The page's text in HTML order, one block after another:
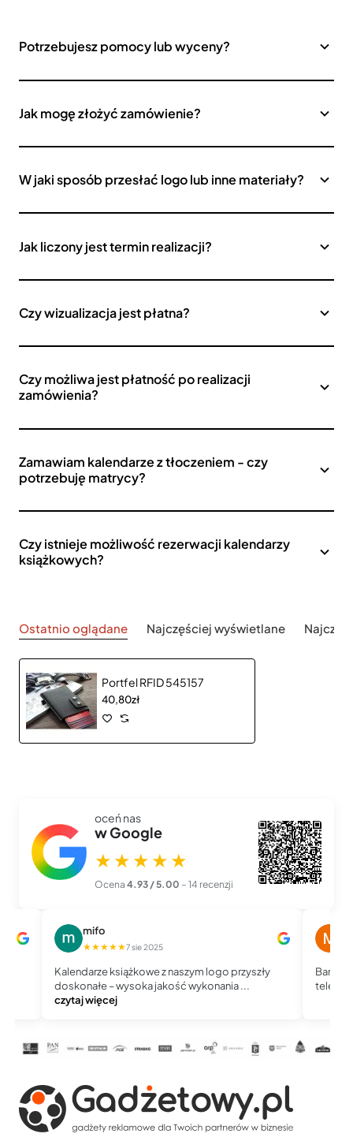
Potrzebujesz pomocy lub wyceny?
Jak mogę złożyć zamówienie?
W jaki sposób przesłać logo lub inne materiały?
Jak liczony jest termin realizacji?
Czy wizualizacja jest płatna?
Czy możliwa jest płatność po realizacji
zamówienia?
Zamawiam kalendarze z tłoczeniem - czy
potrzebuję matrycy?
Czy istnieje możliwość rezerwacji kalendarzy
książkowych?
Ostatnio oglądane Najczęściej wyświetlane
Portfel RFID 545157
40,80zł
oceń nas
w Google
★★★★★
Ocena 4.93 / 5.00 – 14 recenzji
mifo
★★★★★7 sie 2025
Kalendarze książkowe z naszym logo przyszły
doskonałe – wysoka jakość wykonania ...
czytaj więcej
Bardzo